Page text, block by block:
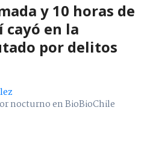
y 10 horas de
cayó en la
por delitos
nocturno en BioBioChile